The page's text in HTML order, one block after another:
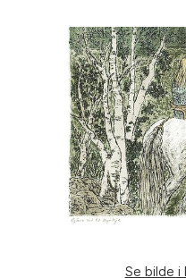
Se bilde i